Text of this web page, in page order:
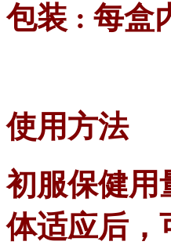
包装 : 每盒
使用方法
初服保健用
体适应后